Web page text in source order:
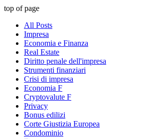
top of page
All Posts
Impresa
Economia e Finanza
Real Estate
Diritto penale dell'impresa
Strumenti finanziari
Crisi di impresa
Economia F
Cryptovalute F
Privacy
Bonus edilizi
Corte Giustizia Europea
Condominio